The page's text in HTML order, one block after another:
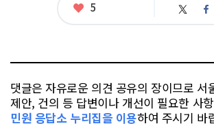
좋
5 트 페
댓글은 자유로운 의견 공유의 장이므로 서
제안, 건의 등 답변이나 개선이 필요한 사
민원 응답소 누리집을 이용하여 주시기 바